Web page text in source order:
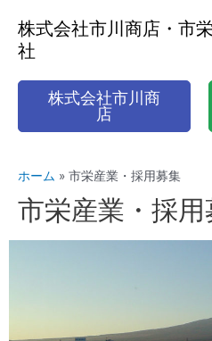
株式会社市川商店・市
社
株式会社市川商
店
ホーム 市栄産業・採用募集
市栄産業・採用